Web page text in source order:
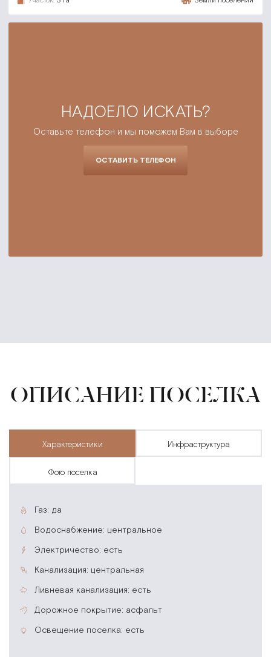
НАДОЕЛО ИСКАТЬ?
Оставьте телефон и мы поможем Вам в выборе
ОСТАВИТЬ ТЕЛЕФОН
ОПИСАНИЕ ПОСЕЛКА
характеристики инфраструктура
фото поселка
газ: да
водоснабжение: центральное
электричество: есть
канализация: центральная
ливневая канализация: есть
дорожное покрытие: асфальт
освещение поселка: есть